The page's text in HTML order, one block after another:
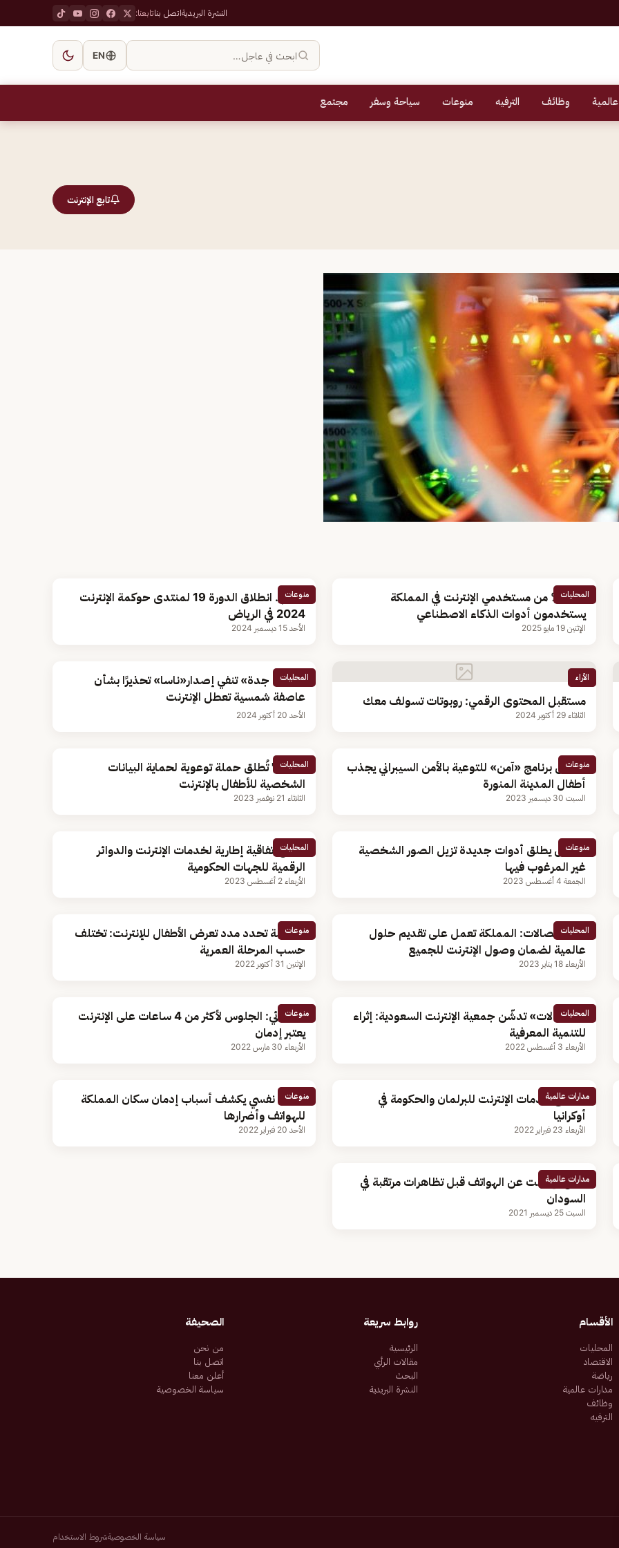
النشرة البريديةاتصل بناتابعنا:
ابحث في عاجل… EN
وظائف الترفيه منوعات سياحة وسفر مجتمع
تابع الإنترنت
المحليات21.5 % من مستخدمي الإنترنت في المملكة
يستخدمون أدوات الذكاء الاصطناعي
الإثنين 19 مايو 2025
منوعات
اليوم.. انطلاق الدورة 19 لمنتدى حوكمة الإنترنت
2024 في الرياض
الأحد 15 ديسمبر 2024
الأراء
مستقبل المحتوى الرقمي: روبوتات تسولف معك
الثلاثاء 29 أكتوبر 2024
المحليات
«فلكية جدة» تنفي إصدار«ناسا» تحذيرًا بشأن
عاصفة شمسية تعطل الإنترنت
الأحد 20 أكتوبر 2024
منوعات
معرض برنامج «آمن» للتوعية بالأمن السيبراني يجذب
أطفال المدينة المنورة
السبت 30 ديسمبر 2023
المحليات
"سدايا" تُطلق حملة توعوية لحماية البيانات
الشخصية للأطفال بالإنترنت
الثلاثاء 21 نوفمبر 2023
منوعات
جوجل يطلق أدوات جديدة تزيل الصور الشخصية
غير المرغوب فيها
الجمعة 4 أغسطس 2023
المحليات
توقيع اتفاقية إطارية لخدمات الإنترنت والدوائر
الرقمية للجهات الحكومية
الأربعاء 2 أغسطس 2023
المحليات
وزير الاتصالات: المملكة تعمل على تقديم حلول
عالمية لضمان وصول الإنترنت للجميع
الأربعاء 18 يناير 2023
منوعات
مختصة تحدد مدد تعرض الأطفال للإنترنت: تختلف
حسب المرحلة العمرية
الإثنين 31 أكتوبر 2022
المحليات
«الاتصالات» تدشّن جمعية الإنترنت السعودية: إثراء
للتنمية المعرفية
الأربعاء 3 أغسطس 2022
منوعات
أخصائي: الجلوس لأكثر من 4 ساعات على الإنترنت
يعتبر إدمان
الأربعاء 30 مارس 2022
مدارات عالمية
انقطاع خدمات الإنترنت للبرلمان والحكومة في
أوكرانيا
الأربعاء 23 فبراير 2022
منوعات
طبيب نفسي يكشف أسباب إدمان سكان المملكة
للهواتف وأضرارها
الأحد 20 فبراير 2022
مدارات عالمية
قطع الإنترنت عن الهواتف قبل تظاهرات مرتقبة في
السودان
السبت 25 ديسمبر 2021
الأقسام
المحليات
الاقتصاد
رياضة
مدارات عالمية
وظائف
الترفيه
روابط سريعة
الرئيسية
مقالات الرأي
البحث
النشرة البريدية
الصحيفة
من نحن
اتصل بنا
أعلن معنا
سياسة الخصوصية
سياسة الخصوصيةشروط الاستخدام